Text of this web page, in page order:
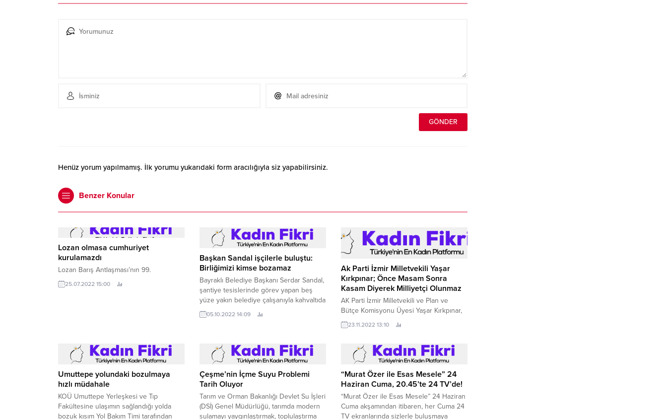
Henüz yorum yapılmamış. İlk yorumu yukarıdaki form aracılığıyla siz yapabilirsiniz.
Benzer Konular
Lozan olmasa cumhuriyet
kurulamazdı
Lozan Barış Antlaşması’nın 99.
25.07.2022 15:00
Başkan Sandal işçilerle buluştu:
Birliğimizi kimse bozamaz
Bayraklı Belediye Başkanı Serdar Sandal,
şantiye tesislerinde görev yapan beş
yüze yakın belediye çalışanıyla kahvaltıda
buluştu.
05.10.2022 14:09
Ak Parti İzmir Milletvekili Yaşar
Kırkpınar; Önce Masam Sonra
Kasam Diyerek Milliyetçi Olunmaz
AK Parti İzmir Milletvekili ve Plan ve
Bütçe Komisyonu Üyesi Yaşar Kırkpınar,
TBMM’de devam eden bütçe
görüşmeleri kapsamında hükümetin yerli
muhalefet milletvekillerine sert tepki
gösterdi.
23.11.2022 13:10
Umuttepe yolundaki bozulmaya
hızlı müdahale
KOÜ Umuttepe Yerleşkesi ve Tıp
Fakültesine ulaşımın sağlandığı yolda
bozuk kısım Yol Bakım Timi tarafından
Çeşme’nin İçme Suyu Problemi
Tarih Oluyor
Tarım ve Orman Bakanlığı Devlet Su İşleri
(DSİ) Genel Müdürlüğü, tarımda modern
sulamayı yaygınlaştırmak, toplulaştırma
“Murat Özer ile Esas Mesele” 24
Haziran Cuma, 20.45’te 24 TV’de!
“Murat Özer ile Esas Mesele” 24 Haziran
Cuma akşamından itibaren, her Cuma 24
TV ekranlarında sizlerle buluşmaya